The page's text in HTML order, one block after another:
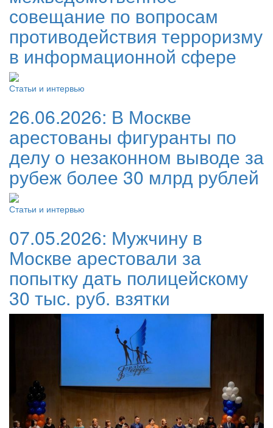
совещание по вопросам
противодействия терроризму
в информационной сфере
Статьи и интервью
26.06.2026: В Москве
арестованы фигуранты по
делу о незаконном выводе за
рубеж более 30 млрд рублей
Статьи и интервью
07.05.2026: Мужчину в
Москве арестовали за
попытку дать полицейскому
30 тыс. руб. взятки